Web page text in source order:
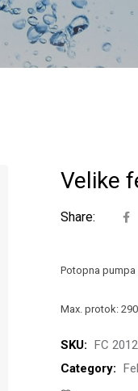
Velike
Share:
Potopna
Max. protok:
SKU: FC
Category: